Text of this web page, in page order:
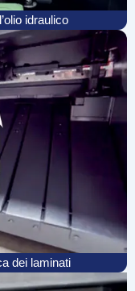
idraulico
dei laminati